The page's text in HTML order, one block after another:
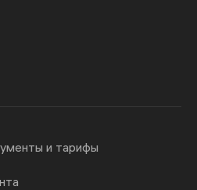
и тарифы